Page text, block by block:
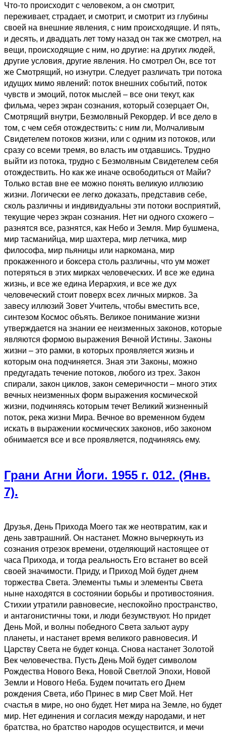
Что-то происходит с человеком, а он смотрит,
переживает, страдает, и смотрит, и смотрит из глубины
своей на внешние явления, с ним происходящие. И пять,
и десять, и двадцать лет тому назад он так же смотрел, на
вещи, происходящие с ним, но другие: на других людей,
другие условия, другие явления. Но смотрел Он, все тот
же Смотрящий, но изнутри. Следует различать три потока
идущих мимо явлений: поток внешних событий, поток
чувств и эмоций, поток мыслей – все они текут, как
фильма, через экран сознания, который созерцает Он,
Смотрящий внутри, Безмолвный Рекордер. И все дело в
том, с чем себя отождествить: с ним ли, Молчаливым
Свидетелем потоков жизни, или с одним из потоков, или
сразу со всеми тремя, во власть им отдавшись. Трудно
выйти из потока, трудно с Безмолвным Свидетелем себя
отождествить. Но как же иначе освободиться от Майи?
Только встав вне ее можно понять великую иллюзию
жизни. Логически ее легко доказать, представив себе,
сколь различны и индивидуальны эти потоки восприятий,
текущие через экран сознания. Нет ни одного схожего –
разнятся все, разнятся, как Небо и Земля. Мир бушмена,
мир тасманийца, мир шахтера, мир летчика, мир
философа, мир пьяницы или наркомана, мир
прокаженного и боксера столь различны, что ум может
потеряться в этих мирках человеческих. И все же едина
жизнь, и все же едина Иерархия, и все же дух
человеческий стоит поверх всех личных мирков. За
завесу иллюзий Зовет Учитель, чтобы вместить все,
синтезом Космос объять. Великое понимание жизни
утверждается на знании ее неизменных законов, которые
являются формою выражения Вечной Истины. Законы
жизни – это рамки, в которых проявляется жизнь и
которым она подчиняется. Зная эти Законы, можно
предугадать течение потоков, любого из трех. Закон
спирали, закон циклов, закон семеричности – много этих
вечных неизменных форм выражения космической
жизни, подчиняясь которым течет Великий жизненный
поток, река жизни Мира. Вечное во временном будем
искать в выражении космических законов, ибо законом
обнимается все и все проявляется, подчиняясь ему.
Грани Агни Йоги. 1955 г. 012. (Янв.
7).
Друзья, День Прихода Моего так же неотвратим, как и
день завтрашний. Он настанет. Можно вычеркнуть из
сознания отрезок времени, отделяющий настоящее от
часа Прихода, и тогда реальность Его встанет во всей
своей значимости. Приду, и Приход Мой будет днем
торжества Света. Элементы тьмы и элементы Света
ныне находятся в состоянии борьбы и противостояния.
Стихии утратили равновесие, неспокойно пространство,
и антагонистичны токи, и люди безумствуют. Но придет
День Мой, и волны победного Света зальют ауру
планеты, и настанет время великого равновесия. И
Царству Света не будет конца. Снова настанет Золотой
Век человечества. Пусть День Мой будет символом
Рождества Нового Века, Новой Светлой Эпохи, Новой
Земли и Нового Неба. Будем почитать его Днем
рождения Света, ибо Принес в мир Свет Мой. Нет
счастья в мире, но оно будет. Нет мира на Земле, но будет
мир. Нет единения и согласия между народами, и нет
братства, но братство народов осуществится, и мечи